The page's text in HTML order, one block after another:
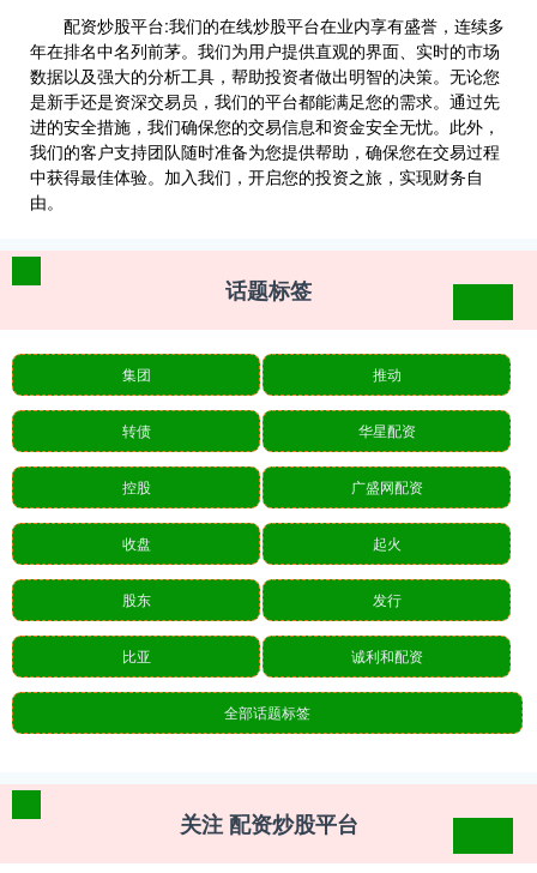
配资炒股平台:我们的在线炒股平台在业内享有盛誉，连续多
年在排名中名列前茅。我们为用户提供直观的界面、实时的市场
数据以及强大的分析工具，帮助投资者做出明智的决策。无论您
是新手还是资深交易员，我们的平台都能满足您的需求。通过先
进的安全措施，我们确保您的交易信息和资金安全无忧。此外，
我们的客户支持团队随时准备为您提供帮助，确保您在交易过程
中获得最佳体验。加入我们，开启您的投资之旅，实现财务自
由。
话题标签
集团 推动
转债 华星配资
控股 广盛网配资
收盘 起火
股东 发行
比亚 诚利和配资
全部话题标签
关注 配资炒股平台